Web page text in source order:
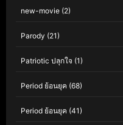
new-movie (2)
Parody (21)
Patriotic ปลุกใจ (1)
Period ย้อนยุค (68)
Period ย้อนยุค (41)